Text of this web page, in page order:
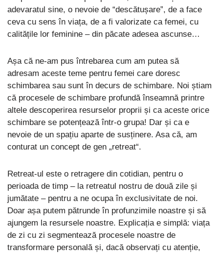
adevaratul sine, o nevoie de “descătușare”, de a face
ceva cu sens în viața, de a fi valorizate ca femei, cu
calitățile lor feminine – din păcate adesea ascunse…
Așa că ne-am pus întrebarea cum am putea să
adresam aceste teme pentru femei care doresc
schimbarea sau sunt în decurs de schimbare. Noi știam
că procesele de schimbare profundă înseamnă printre
altele descoperirea resurselor proprii și ca aceste orice
schimbare se potențează într-o grupa! Dar și ca e
nevoie de un spațiu aparte de susținere. Asa că, am
conturat un concept de gen „retreat“.
Retreat-ul este o retragere din cotidian, pentru o
perioada de timp – la retreatul nostru de două zile și
jumătate – pentru a ne ocupa în exclusivitate de noi.
Doar așa putem pătrunde în profunzimile noastre și să
ajungem la resursele noastre. Explicația e simplă: viața
de zi cu zi segmentează procesele noastre de
transformare personală și, dacă observați cu atenție,